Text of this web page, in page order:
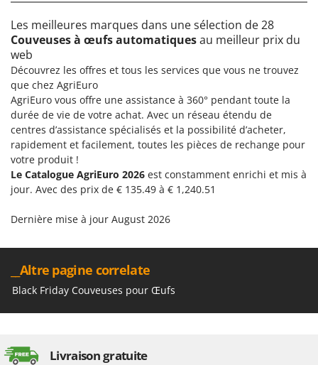
Les meilleures marques dans une sélection de 28
Couveuses à œufs automatiquesau meilleur prix du
web
Découvrez les offres et tous les services que vous ne trouvez
que chez AgriEuro
AgriEuro vous offre une assistance à 360° pendant toute la
durée de vie de votre achat. Avec un réseau étendu de
centres d’assistance spécialisés et la possibilité d’acheter,
rapidement et facilement, toutes les pièces de rechange pour
votre produit !
Le Catalogue AgriEuro 2026 est constamment enrichi et mis à
jour. Avec des prix de € 135.49 à € 1,240.51
Dernière mise à jour August 2026
__Altre pagine correlate
Black Friday Couveuses pour Œufs
Livraison gratuite